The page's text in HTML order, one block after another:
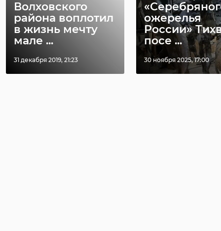
Волховского
района воплотил
в жизнь мечту
мале ...
31 декабря 2019, 21:23
ожерелья
России»
посе ...
30 ноября 2025, 17:00